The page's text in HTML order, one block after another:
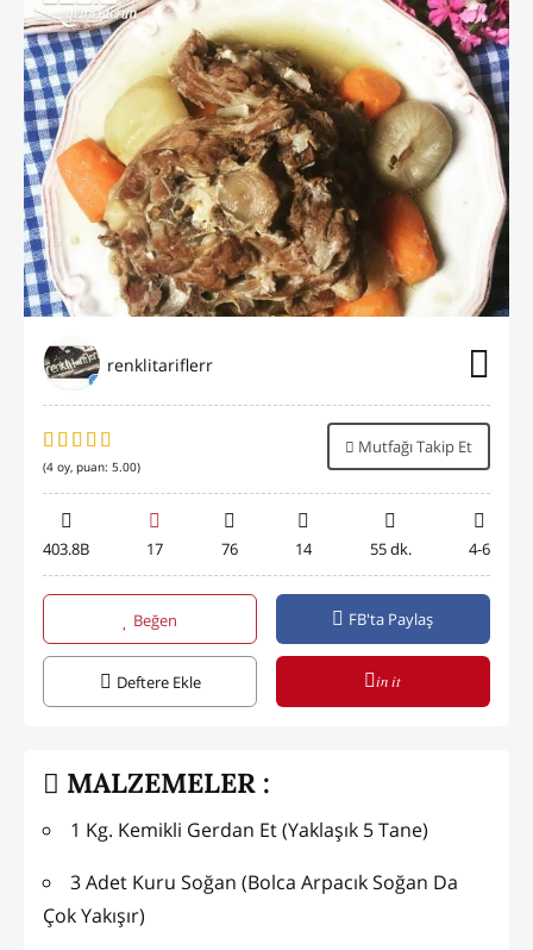
renklitariflerr
(4 oy, puan: 5.00)
Mutfağı Takip Et
403.8B 17 76 14 55 dk. 4-6
Beğen FB'ta Paylaş
Deftere Ekle in it
MALZEMELER :
1 Kg. Kemikli Gerdan Et (Yaklaşık 5 Tane)
3 Adet Kuru Soğan (Bolca Arpacık Soğan Da
Çok Yakışır)